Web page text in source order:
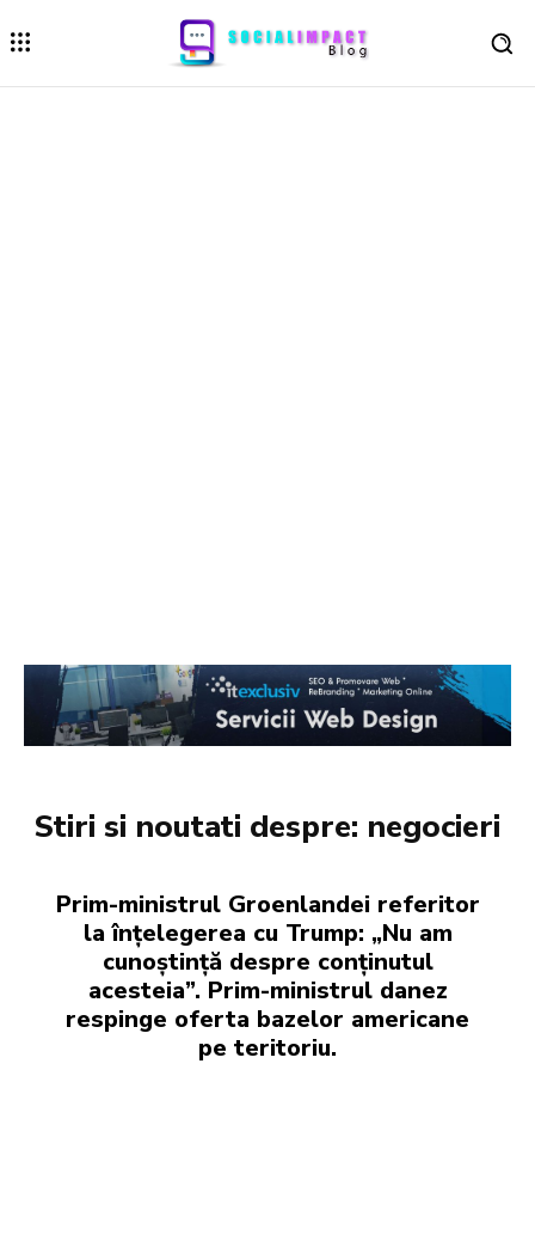
Stiri si noutati despre: negocieri
Prim-ministrul Groenlandei referitor
la înțelegerea cu Trump: „Nu am
cunoștință despre conținutul
acesteia”. Prim-ministrul danez
respinge oferta bazelor americane
pe teritoriu.